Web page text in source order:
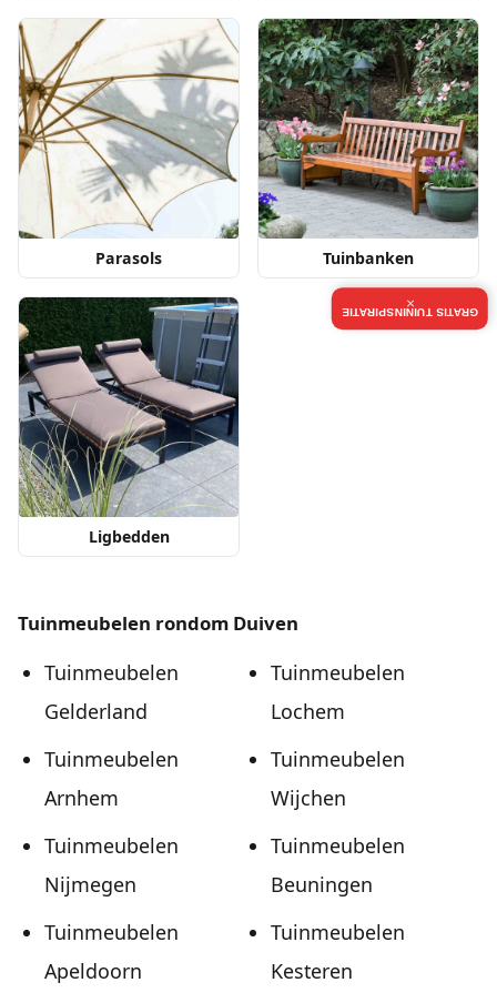
Parasols Tuinbanken
Ligbedden
Tuinmeubelen rondom Duiven
Tuinmeubelen
Gelderland
Tuinmeubelen
Arnhem
Tuinmeubelen
Nijmegen
Tuinmeubelen
Apeldoorn
Tuinmeubelen
Lochem
Tuinmeubelen
Wijchen
Tuinmeubelen
Beuningen
Tuinmeubelen
Kesteren
GRATIS TUININSPIRATIE
×